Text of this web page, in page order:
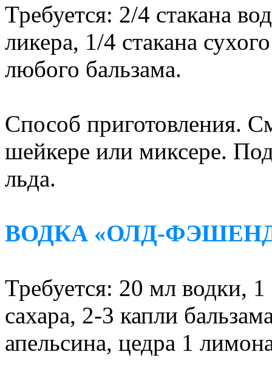
Требуется: 2/4 стакана
ликера, 1/4 стакана
любого бальзама.
Способ приготовления.
шейкере или миксере.
льда.
ВОДКА «ОЛД-
Требуется: 20 мл водки,
сахара, 2-3 капли
апельсина, цедра 1